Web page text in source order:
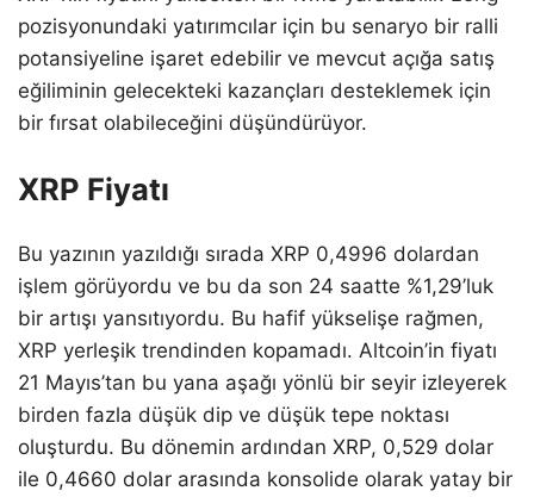
pozisyonundaki yatırımcılar için bu senaryo bir ralli
potansiyeline işaret edebilir ve mevcut açığa satış
eğiliminin gelecekteki kazançları desteklemek için
bir fırsat olabileceğini düşündürüyor.
XRP Fiyatı
Bu yazının yazıldığı sırada XRP 0,4996 dolardan
işlem görüyordu ve bu da son 24 saatte %1,29’luk
bir artışı yansıtıyordu. Bu hafif yükselişe rağmen,
XRP yerleşik trendinden kopamadı. Altcoin’in fiyatı
21 Mayıs’tan bu yana aşağı yönlü bir seyir izleyerek
birden fazla düşük dip ve düşük tepe noktası
oluşturdu. Bu dönemin ardından XRP, 0,529 dolar
ile 0,4660 dolar arasında konsolide olarak yatay bir